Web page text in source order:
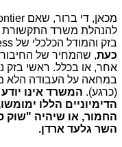
להנהלת משרד התקשורת
בזק והמודל הכלכלי של Bitstream Access, אי אפשר לקבוע
כעת,
אחר, או בכלל. ראשי
במחאה על העבודה הלא
(כרגע). המשרד אינו
הדימיוניים הללו
החמור, או שיהיה "שוק
השר גלעד ארדן.